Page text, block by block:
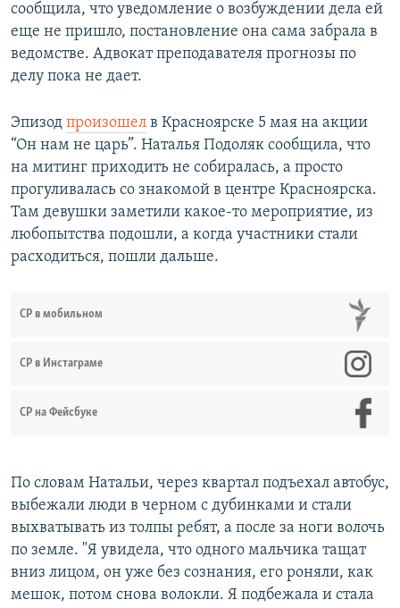
сообщила, что уведомление о возбуждении дела ей
еще не пришло, постановление она сама забрала в
ведомстве. Адвокат преподавателя прогнозы по
делу пока не дает.
Эпизод произошел в Красноярске 5 мая на акции
“Он нам не царь”. Наталья Подоляк сообщила, что
на митинг приходить не собиралась, а просто
прогуливалась со знакомой в центре Красноярска.
Там девушки заметили какое-то мероприятие, из
любопытства подошли, а когда участники стали
расходиться, пошли дальше.
СР в мобильном
СР в Инстаграме
СР на Фейсбуке
По словам Натальи, ч​ерез квартал подъехал автобус,
выбежали люди в черном с дубинками и стали
выхватывать из толпы ребят, а после за ноги волочь
по земле. "Я увидела, что одного мальчика тащат
вниз лицом, он уже без сознания, его роняли, как
мешок, потом снова волокли. Я подбежала и стала